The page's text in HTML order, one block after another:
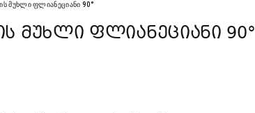
ᲛᲣᲮᲚᲘ ᲤᲚᲘᲐᲜᲔᲪᲘᲐᲜᲘ 90°
მუხლი ფლიანეციანი 90°